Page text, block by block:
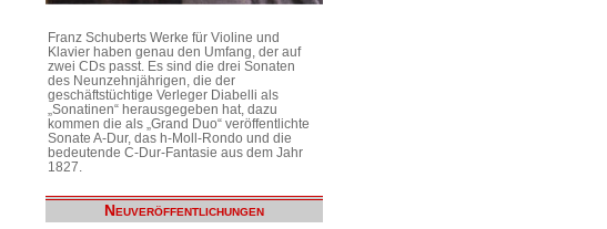
Franz Schuberts Werke für Violine und
Klavier haben genau den Umfang, der auf
zwei CDs passt. Es sind die drei Sonaten
des Neunzehnjährigen, die der
geschäftstüchtige Verleger Diabelli als
„Sonatinen“ herausgegeben hat, dazu
kommen die als „Grand Duo“ veröffentlichte
Sonate A-Dur, das h-Moll-Rondo und die
bedeutende C-Dur-Fantasie aus dem Jahr
1827.
Neuveröffentlichungen